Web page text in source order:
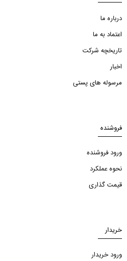
درباره ما
اعتماد به ما
تاریخچه شرکت
اخبار
مرسوله های پستی
فروشنده
ورود فروشنده
نحوه عملکرد
قیمت گذاری
خریدار
ورود خریدار